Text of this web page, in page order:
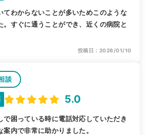
てわからないことが多いためこのような
。すぐに通うことができ、近くの病院と
投稿日：2026/01/10
談
5.0
で困っている時に電話対応していただき
内で非常に助かりました。